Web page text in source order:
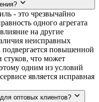
- это чрезвычайно
одного агрегата
на другие
неисправных
подвергается повышенной
стуков, что может
одним из условий
является исправная
оптовых клиентов?